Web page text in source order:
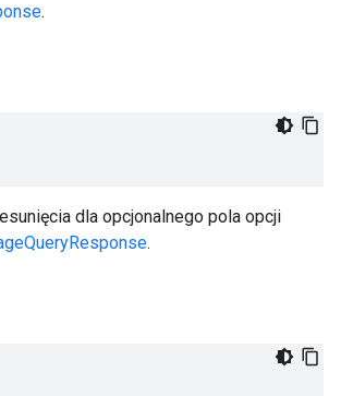
.
dla opcjonalnego pola opcji
.